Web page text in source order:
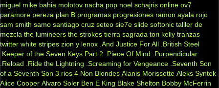
miguel mike bahia molotov nacha pop noel schajris online ov7
paramore pereza plan B programas progresiones ramon ayala rojo
sam smith samo santiago cruz seteo sie7e slide softonic talller de
mezcla the lumineers the strokes tierra sagrada tori kelly tranzas
twitter white stripes zion y lenox .And Justice For All .British Steel
.Keeper of the Seven Keys Part 2
.Piece Of Mind
.Purpendicular
.Reload
.Ride the Lightning .Screaming for Vengeance .Seventh Son
of a Seventh Son 3 rios 4 Non Blondes Alanis Morissette Aleks Syntek
Alice Cooper Alvaro Soler Ben E King Blake Shelton Bobby McFerrin